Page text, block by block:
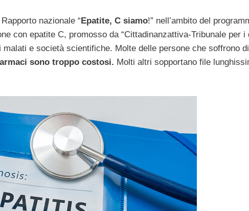
nazionale “Epatite, C siamo!” nell’ambito del
con epatite C, promosso da “Cittadinanzattiva-Tribunale per i
e società scientifiche. Molte delle persone che soffrono di
sono troppo costosi. Molti altri sopportano file